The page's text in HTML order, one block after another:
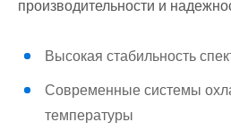
производительности и
Высокая стабильность
Современные системы
температуры